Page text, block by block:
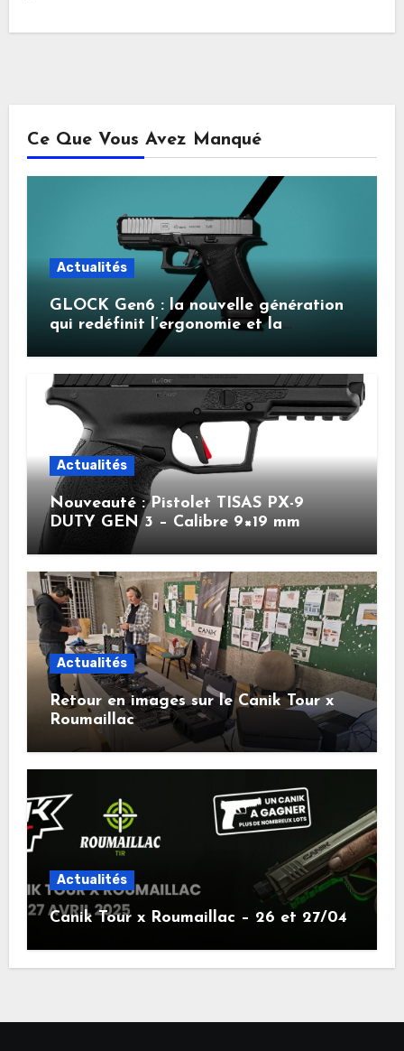
Ce Que Vous Avez Manqué
Actualités
GLOCK Gen6 : la nouvelle génération
qui redéfinit l’ergonomie et la
performance
Actualités
Nouveauté : Pistolet TISAS PX-9
DUTY GEN 3 – Calibre 9×19 mm
Actualités
Retour en images sur le Canik Tour x
Roumaillac
Actualités
Canik Tour x Roumaillac – 26 et 27/04